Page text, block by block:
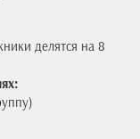
делятся на 8